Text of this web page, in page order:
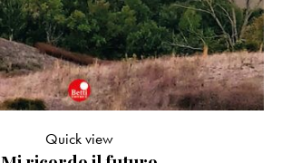
Quick view